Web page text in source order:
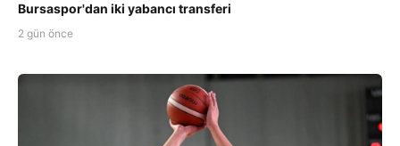
Bursaspor'dan iki yabancı transferi
2 gün önce